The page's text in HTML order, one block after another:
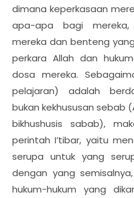
dimana keperkasaan
apa-apa bagi
mereka dan benteng
perkara Allah dan
dosa mereka.
pelajaran) adalah
bukan kekhususan sebab
bikhushusis sabab),
perintah I’tibar, yaitu
serupa untuk yang
dengan yang
hukum-hukum yang